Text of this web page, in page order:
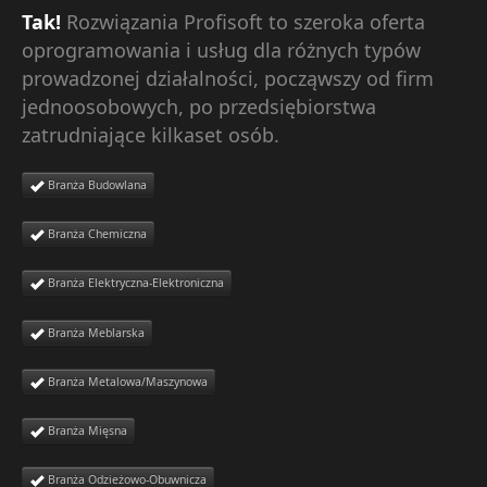
Tak! Rozwiązania Profisoft to szeroka oferta
oprogramowania i usług dla różnych typów
prowadzonej działalności, począwszy od firm
jednoosobowych, po przedsiębiorstwa
zatrudniające kilkaset osób.
Branża Budowlana
Branża Chemiczna
Branża Elektryczna-Elektroniczna
Branża Meblarska
Branża Metalowa/Maszynowa
Branża Mięsna
Branża Odzieżowo-Obuwnicza